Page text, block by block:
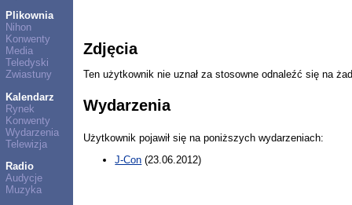
Plikownia
Nihon
Konwenty
Media
Teledyski
Zwiastuny
Kalendarz
Rynek
Konwenty
Wydarzenia
Telewizja
Radio
Audycje
Muzyka
Zdjęcia
Ten użytkownik nie uznał za stosowne odnaleźć się na
Wydarzenia
Użytkownik pojawił się na poniższych wydarzeniach:
J-Con (23.06.2012)